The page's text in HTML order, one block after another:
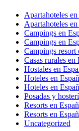
Apartahoteles
Apartahoteles
Campings en
Campings en
Campings resort
Casas rurales en
Hostales en
Hoteles en
Hoteles en
Posadas y
Resorts en
Resorts en
Uncategorized